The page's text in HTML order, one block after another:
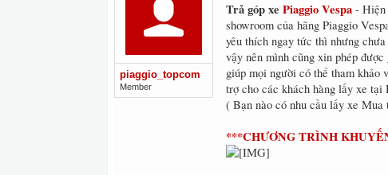
piaggio_topcom
Member
Trả góp xe PiaggioVespa - Hiện
showroom của hãng Piaggio
yêu thích ngay tức thì nhưng
vậy nên mình cũng xin phép
giúp mọi người có thể tham khảo
trợ cho các khách hàng lấy xe
( Bạn nào có nhu cầu lấy xe
***CHƯƠNG TRÌNH